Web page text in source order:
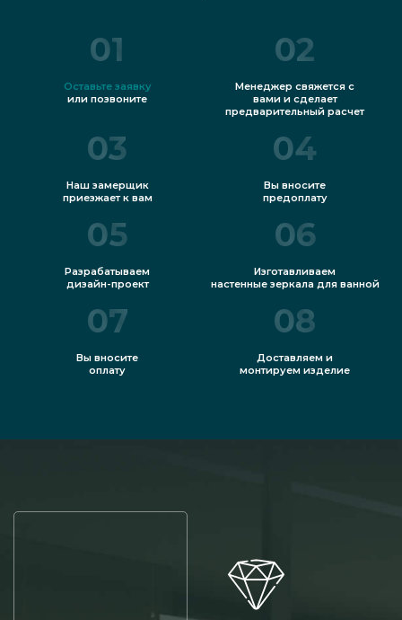
01
Оставьте заявку
или позвоните
02
Менеджер свяжется с
вами и сделает
предварительный расчет
03
Наш замерщик
приезжает к вам
04
Вы вносите
предоплату
05
Разрабатываем
дизайн-проект
06
Изготавливаем
настенные зеркала для ванной
07
Вы вносите
оплату
08
Доставляем и
монтируем изделие